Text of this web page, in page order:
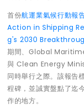
首份航運業氣候行動
Action in Shipping
g's 2030
期間、Global
與 Clean Energy
同時舉行之際。該報告
程碑，並誠實盤點了迄
作的地方。